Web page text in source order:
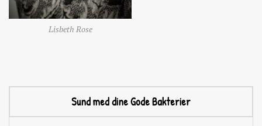
Lisbeth Rose
Sund med dine Gode Bakterier